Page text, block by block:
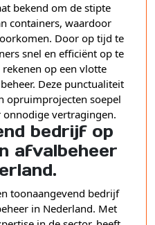
bekend om de stipte
containers, waardoor
Door op tijd te
snel en efficiënt op te
op een vlotte
Deze punctualiteit
opruimprojecten soepel
vertragingen.
bedrijf op
afvalbeheer
toonaangevend bedrijf
in Nederland. Met